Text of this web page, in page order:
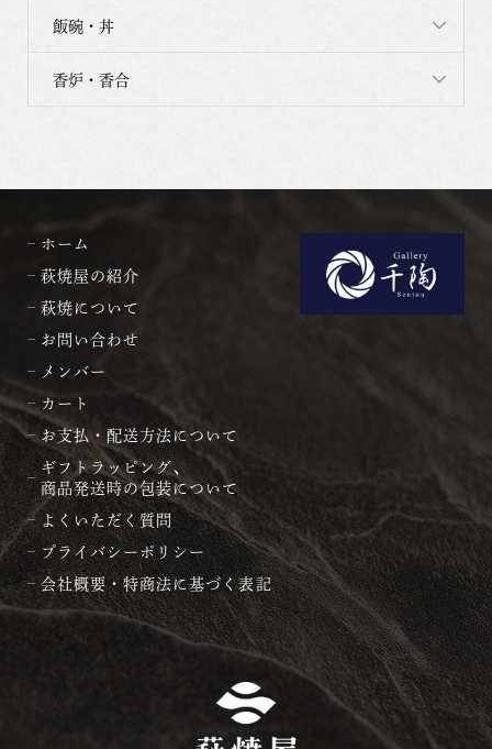
飯碗・丼
香炉・香合
ホーム
萩焼屋の紹介
萩焼について
お問い合わせ
メンバー
カート
お支払・配送方法について
ギフトラッピング、
商品発送時の包装について
よくいただく質問
プライバシーポリシー
会社概要・特商法に基づく表記